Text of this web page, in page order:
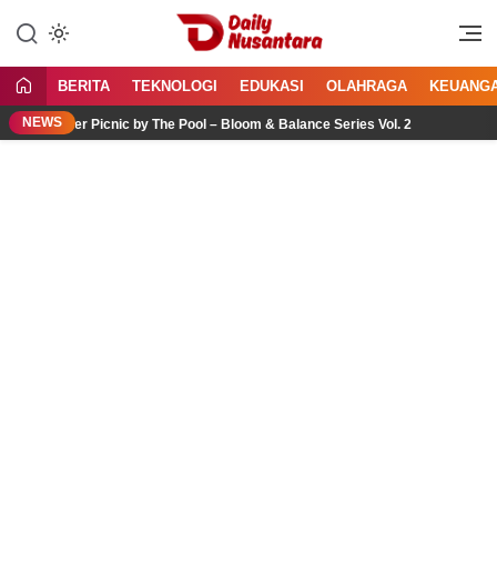
konten
Daily Nusantara
Menyajikan Fakta, Menginspirasi
BERITA TEKNOLOGI EDUKASI OLAHRAGA
NEWS
Flower Picnic by The Pool – Bloom & Balance Series Vol. 2